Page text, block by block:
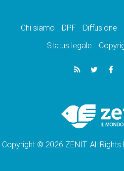
Chi siamo DPF Diffusione
Status legale
Copyright © 2026 ZENIT. All